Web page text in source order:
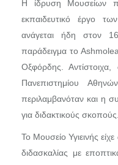
Η ίδρυση Μουσείων
εκπαιδευτικό έργο
ανάγεται ήδη στον 16
παράδειγμα το
Οξφόρδης. Αντίστοιχα,
Πανεπιστημίου
περιλαμβανόταν και η
για διδακτικούς σκοπούς.
Το Μουσείο Υγιεινής
διδασκαλίας με